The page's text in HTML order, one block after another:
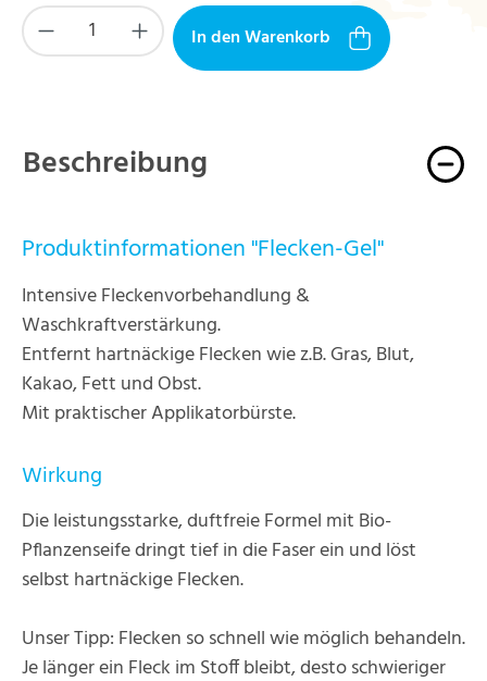
Produkt Anzahl: Gib den gewünschten Wert
In den Warenkorb
Beschreibung
Produktinformationen "Flecken-Gel"
Intensive Fleckenvorbehandlung &
Waschkraftverstärkung.
Entfernt hartnäckige Flecken wie z.B. Gras, Blut,
Kakao, Fett und Obst.
Mit praktischer Applikatorbürste.
Wirkung
Die leistungsstarke, duftfreie Formel mit Bio-
Pflanzenseife dringt tief in die Faser ein und löst
selbst hartnäckige Flecken.
Unser Tipp: Flecken so schnell wie möglich behandeln.
Je länger ein Fleck im Stoff bleibt, desto schwieriger